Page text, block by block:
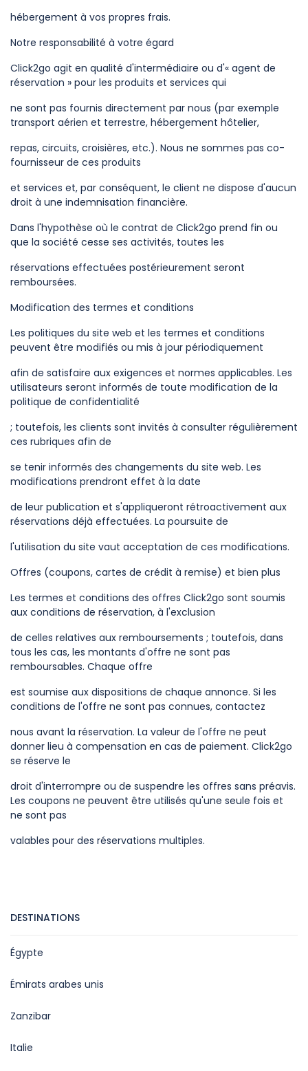
hébergement à vos propres frais.
Notre responsabilité à votre égard
Click2go agit en qualité d'intermédiaire ou d'« agent de
réservation » pour les produits et services qui
ne sont pas fournis directement par nous (par exemple
transport aérien et terrestre, hébergement hôtelier,
repas, circuits, croisières, etc.). Nous ne sommes pas co-
fournisseur de ces produits
et services et, par conséquent, le client ne dispose d'aucun
droit à une indemnisation financière.
Dans l'hypothèse où le contrat de Click2go prend fin ou
que la société cesse ses activités, toutes les
réservations effectuées postérieurement seront
remboursées.
Modification des termes et conditions
Les politiques du site web et les termes et conditions
peuvent être modifiés ou mis à jour périodiquement
afin de satisfaire aux exigences et normes applicables. Les
utilisateurs seront informés de toute modification de la
politique de confidentialité
; toutefois, les clients sont invités à consulter régulièrement
ces rubriques afin de
se tenir informés des changements du site web. Les
modifications prendront effet à la date
de leur publication et s'appliqueront rétroactivement aux
réservations déjà effectuées. La poursuite de
l'utilisation du site vaut acceptation de ces modifications.
Offres (coupons, cartes de crédit à remise) et bien plus
Les termes et conditions des offres Click2go sont soumis
aux conditions de réservation, à l'exclusion
de celles relatives aux remboursements ; toutefois, dans
tous les cas, les montants d'offre ne sont pas
remboursables. Chaque offre
est soumise aux dispositions de chaque annonce. Si les
conditions de l'offre ne sont pas connues, contactez
nous avant la réservation. La valeur de l'offre ne peut
donner lieu à compensation en cas de paiement. Click2go
se réserve le
droit d'interrompre ou de suspendre les offres sans préavis.
Les coupons ne peuvent être utilisés qu'une seule fois et
ne sont pas
valables pour des réservations multiples.
DESTINATIONS
Égypte
Émirats arabes unis
Zanzibar
Italie